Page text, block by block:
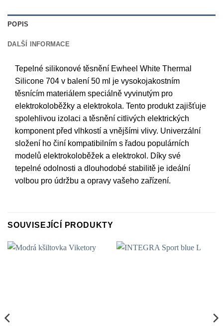
POPIS
DALŠÍ INFORMACE
Tepelné silikonové těsnění Ewheel White Thermal
Silicone 704 v balení 50 ml je vysokojakostním
těsnícím materiálem speciálně vyvinutým pro
elektrokoloběžky a elektrokola. Tento produkt zajišťuje
spolehlivou izolaci a těsnění citlivých elektrických
komponent před vlhkostí a vnějšími vlivy. Univerzální
složení ho činí kompatibilním s řadou populárních
modelů elektrokoloběžek a elektrokol. Díky své
tepelné odolnosti a dlouhodobé stabilitě je ideální
volbou pro údržbu a opravy vašeho zařízení.
SOUVISEJÍCÍ PRODUKTY